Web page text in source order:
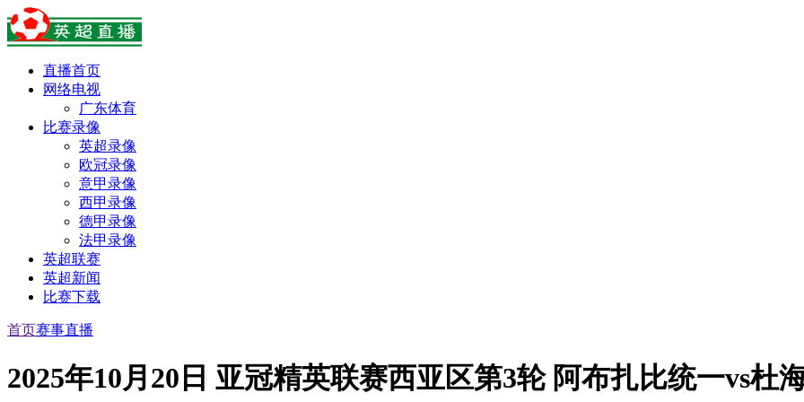
直播首页
网络电视
广东体育
比赛录像
英超录像
欧冠录像
意甲录像
西甲录像
德甲录像
法甲录像
英超联赛
英超新闻
比赛下载
首页赛事直播
2025年10月20日 亚冠精英联赛西亚区第3轮 阿布扎比统一vs杜